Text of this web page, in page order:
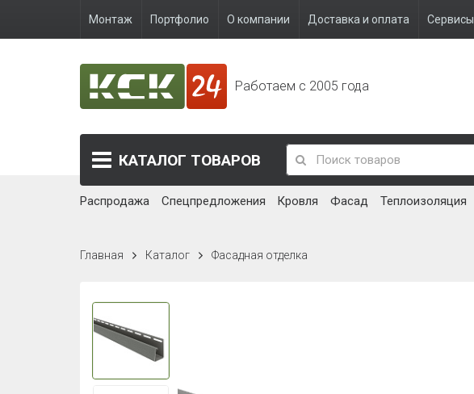
Монтаж Портфолио О компании Доставка и оплата Сервисы
Работаем с 2005 года
КАТАЛОГ ТОВАРОВ
Распродажа Спецпредложения Кровля Фасад Теплоизоляция
Главная Каталог Фасадная отделка